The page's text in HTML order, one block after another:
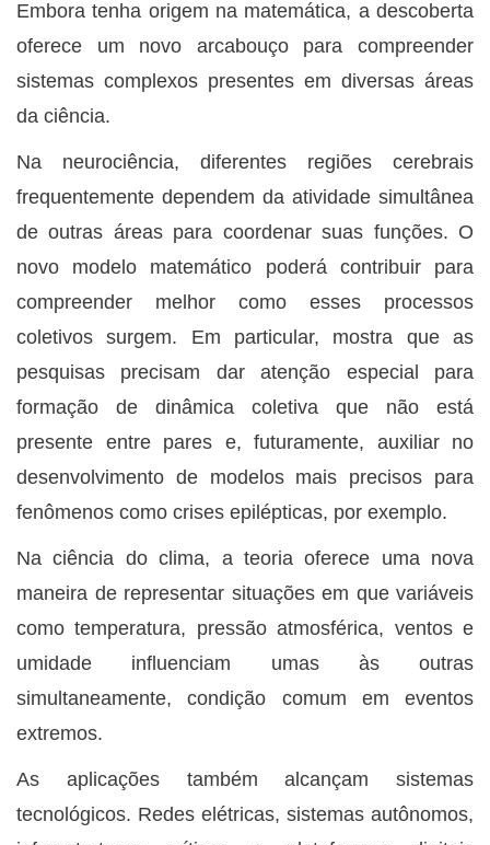
Embora tenha origem na matemática, a descoberta
oferece um novo arcabouço para compreender
sistemas complexos presentes em diversas áreas
da ciência.
Na neurociência, diferentes regiões cerebrais
frequentemente dependem da atividade simultânea
de outras áreas para coordenar suas funções. O
novo modelo matemático poderá contribuir para
compreender melhor como esses processos
coletivos surgem. Em particular, mostra que as
pesquisas precisam dar atenção especial para
formação de dinâmica coletiva que não está
presente entre pares e, futuramente, auxiliar no
desenvolvimento de modelos mais precisos para
fenômenos como crises epilépticas, por exemplo.
Na ciência do clima, a teoria oferece uma nova
maneira de representar situações em que variáveis
como temperatura, pressão atmosférica, ventos e
umidade influenciam umas às outras
simultaneamente, condição comum em eventos
extremos.
As aplicações também alcançam sistemas
tecnológicos. Redes elétricas, sistemas autônomos,